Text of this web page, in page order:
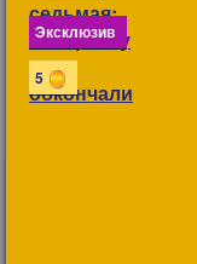
Эксклюзив
5